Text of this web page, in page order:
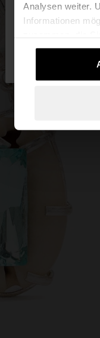
Analysen weiter.
Informationen
die sie im
gesammelt haben.
Deutschland